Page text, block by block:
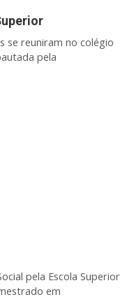
se reuniram no colégio
pela
pela Escola Superior
em